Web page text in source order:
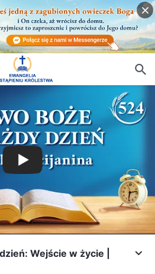
Wejście w życie |